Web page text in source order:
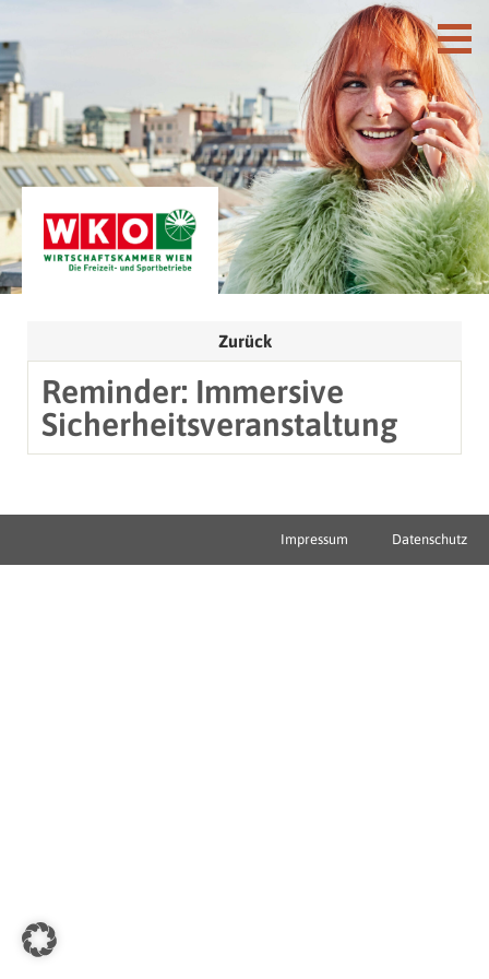
Zurück
Reminder: Immersive
Sicherheitsveranstaltung
Impressum Datenschutz